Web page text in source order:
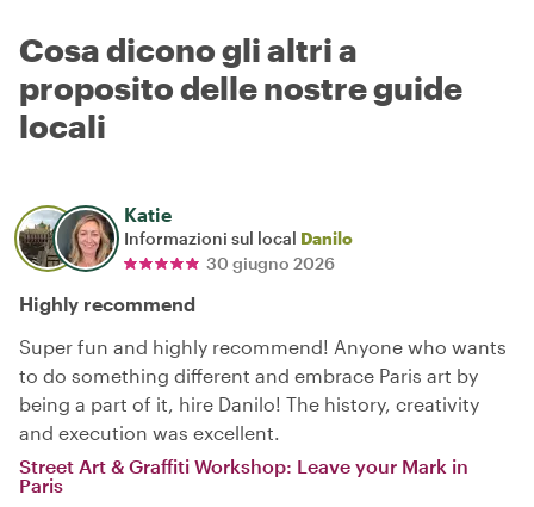
Cosa dicono gli altri a
proposito delle nostre guide
locali
Katie
Informazioni sul local Danilo
30 giugno 2026
Highly recommend
Super fun and highly recommend! Anyone who wants
to do something different and embrace Paris art by
being a part of it, hire Danilo! The history, creativity
and execution was excellent.
Street Art & Graffiti Workshop: Leave your Mark in
Paris